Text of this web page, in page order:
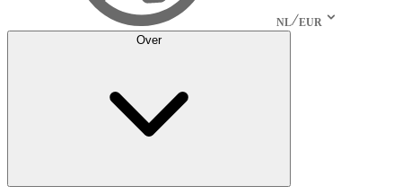
NL EUR
Over